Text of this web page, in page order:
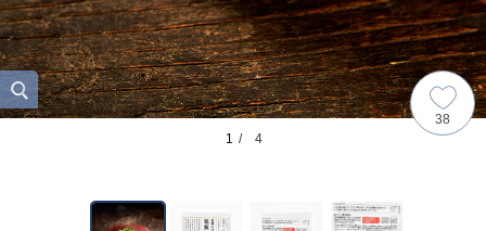
1 / 4
38